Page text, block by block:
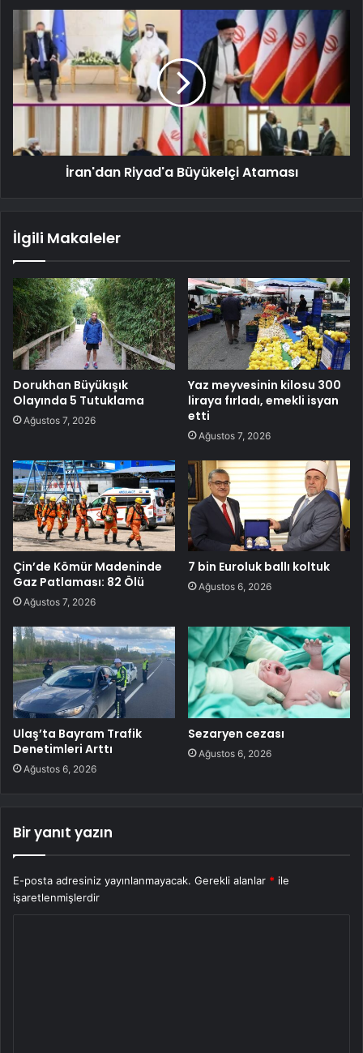
İran'dan Riyad'a Büyükelçi Ataması
İlgili Makaleler
Dorukhan Büyükışık
Olayında 5 Tutuklama
Ağustos 7, 2026
Yaz meyvesinin kilosu 300
liraya fırladı, emekli isyan
etti
Ağustos 7, 2026
Çin’de Kömür Madeninde
Gaz Patlaması: 82 Ölü
Ağustos 7, 2026
7 bin Euroluk ballı koltuk
Ağustos 6, 2026
Ulaş’ta Bayram Trafik
Denetimleri Arttı
Ağustos 6, 2026
Sezaryen cezası
Ağustos 6, 2026
Bir yanıt yazın
E-posta adresiniz yayınlanmayacak. Gerekli alanlar * ile
işaretlenmişlerdir